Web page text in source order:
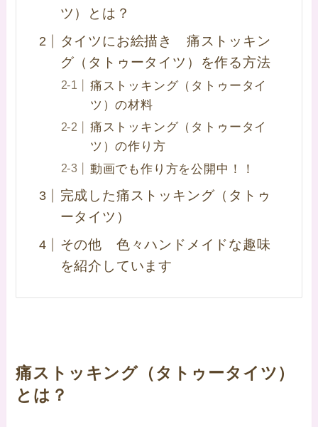
ツ）とは？
タイツにお絵描き 痛ストッキン
グ（タトゥータイツ）を作る方法
痛ストッキング（タトゥータイ
ツ）の材料
痛ストッキング（タトゥータイ
ツ）の作り方
動画でも作り方を公開中！！
完成した痛ストッキング（タトゥ
ータイツ）
その他 色々ハンドメイドな趣味
を紹介しています
痛ストッキング（タトゥータイツ）
とは？